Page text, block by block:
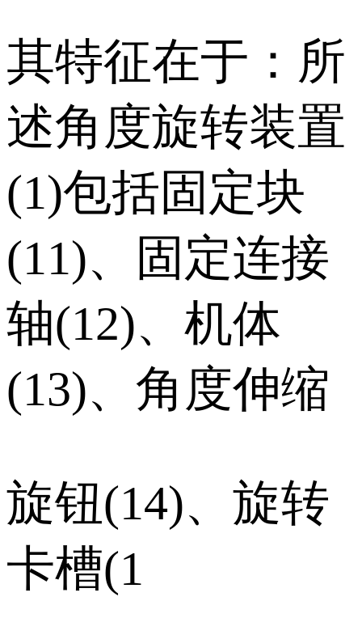
其特征在于：所
述角度旋转装置
(1)包括固定块
(11)、固定连接
轴(12)、机体
(13)、角度伸缩
旋钮(14)、旋转
卡槽(1